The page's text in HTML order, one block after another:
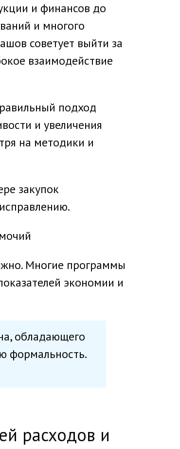
и финансов до
и многого
советует выйти за
взаимодействие
подход
и увеличения
на методики и
закупок
Многие программы
экономии и
обладающего
формальность.
расходов и